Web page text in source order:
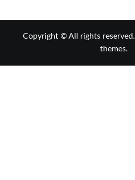
Copyright © All rights reserved.
themes.